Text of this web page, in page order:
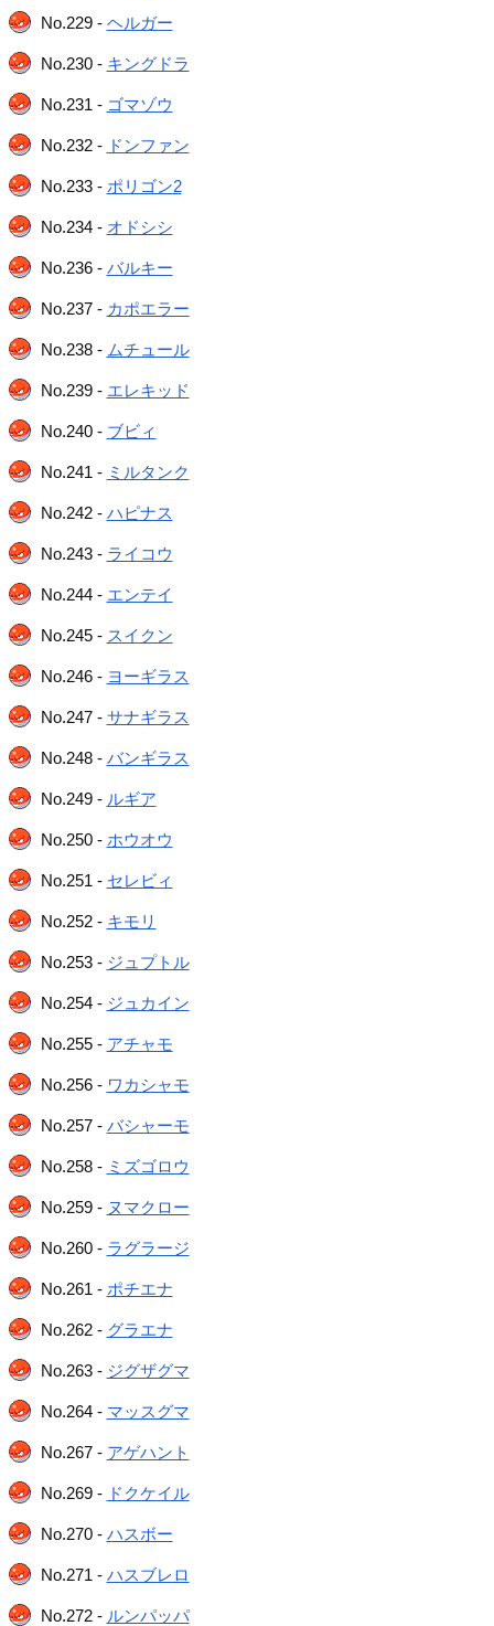
No.229 - ヘルガー
No.230 - キングドラ
No.231 - ゴマゾウ
No.232 - ドンファン
No.233 - ポリゴン2
No.234 - オドシシ
No.236 - バルキー
No.237 - カポエラー
No.238 - ムチュール
No.239 - エレキッド
No.240 - ブビィ
No.241 - ミルタンク
No.242 - ハピナス
No.243 - ライコウ
No.244 - エンテイ
No.245 - スイクン
No.246 - ヨーギラス
No.247 - サナギラス
No.248 - バンギラス
No.249 - ルギア
No.250 - ホウオウ
No.251 - セレビィ
No.252 - キモリ
No.253 - ジュプトル
No.254 - ジュカイン
No.255 - アチャモ
No.256 - ワカシャモ
No.257 - バシャーモ
No.258 - ミズゴロウ
No.259 - ヌマクロー
No.260 - ラグラージ
No.261 - ポチエナ
No.262 - グラエナ
No.263 - ジグザグマ
No.264 - マッスグマ
No.267 - アゲハント
No.269 - ドクケイル
No.270 - ハスボー
No.271 - ハスブレロ
No.272 - ルンパッパ